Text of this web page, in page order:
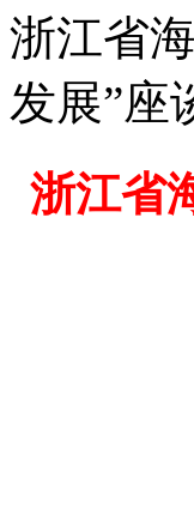
浙江省
发展”座
浙江省